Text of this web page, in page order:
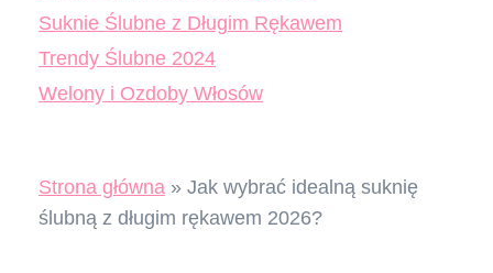
Suknie Ślubne z Długim Rękawem
Trendy Ślubne 2024
Welony i Ozdoby Włosów
Strona główna » Jak wybrać idealną suknię
ślubną z długim rękawem 2026?